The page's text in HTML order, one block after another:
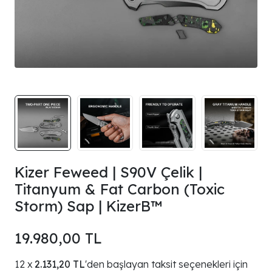
Kizer Feweed | S90V Çelik |
Titanyum & Fat Carbon (Toxic
Storm) Sap | KizerB™
19.980,00 TL
2.131,20 TL'den başlayan taksit seçenekleri için